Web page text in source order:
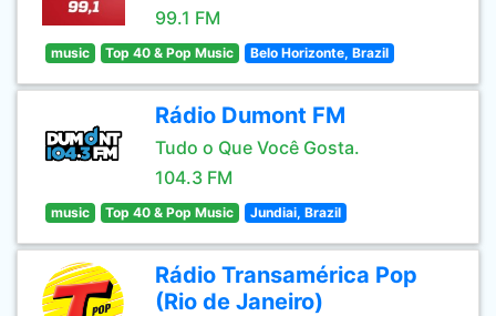
99.1 FM
music Top 40 & Pop Music Belo Horizonte, Brazil
Rádio Dumont FM
Tudo o Que Você Gosta.
104.3 FM
music Top 40 & Pop Music Jundiai, Brazil
Rádio Transamérica Pop
(Rio de Janeiro)